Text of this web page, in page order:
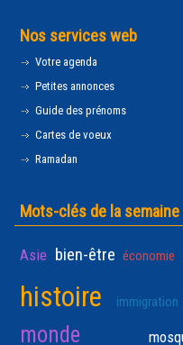
Nos services web
Votre agenda
Petites annonces
Guide des prénoms
Cartes de voeux
Ramadan
Mots-clés de la semaine
Asie bien-être économie
histoire immigration
monde